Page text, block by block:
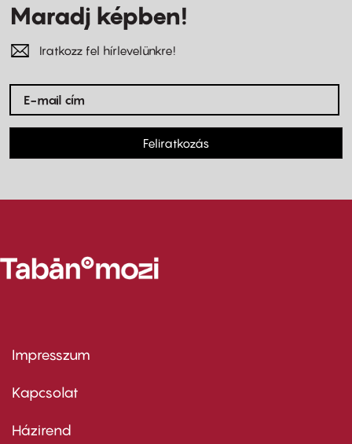
Maradj képben!
Iratkozz fel hírlevelünkre!
Feliratkozás
Footer
first
Impresszum
Kapcsolat
Footer
Házirend